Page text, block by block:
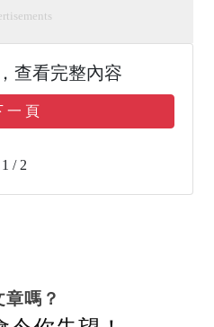
查看完整內容
一 頁
1 / 2
嗎？